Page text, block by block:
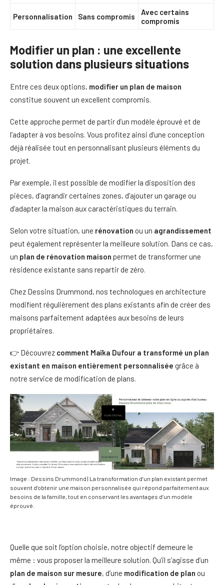
Personnalisation Sans compromis
Avec certains
compromis
Modifier un plan : une excellente
solution dans plusieurs situations
Entre ces deux options, modifier un plan de maison
constitue souvent un excellent compromis.
Cette approche permet de partir d’un modèle éprouvé et de
l’adapter à vos besoins. Vous profitez ainsi d’une conception
déjà réalisée tout en personnalisant plusieurs éléments du
projet.
Par exemple, il est possible de modifier la disposition des
pièces, d’agrandir certaines zones, d’ajouter un garage ou
d’adapter la maison aux caractéristiques du terrain.
Selon votre situation, une rénovation ou un agrandissement
peut également représenter la meilleure solution. Dans ce cas,
un plan de rénovation maison permet de transformer une
résidence existante sans repartir de zéro.
Chez Dessins Drummond, nos technologues en architecture
modifient régulièrement des plans existants afin de créer des
maisons parfaitement adaptées aux besoins de leurs
propriétaires.
👉 Découvrez comment Maïka Dufour a transformé un plan
existant en maison entièrement personnalisée grâce à
notre service de modification de plans.
Image : Dessins Drummond | La transformation d’un plan existant permet
souvent d’obtenir une maison personnalisée qui répond parfaitement aux
besoins de la famille, tout en conservant les avantages d’un modèle
éprouvé.
Quelle que soit l’option choisie, notre objectif demeure le
même : vous proposer la meilleure solution. Qu’il s’agisse d’un
plan de maison sur mesure, d’une modification de plan ou